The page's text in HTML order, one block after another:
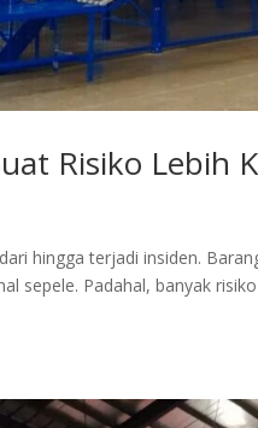
Risiko Lebih
hingga terjadi insiden.
sepele. Padahal, banyak